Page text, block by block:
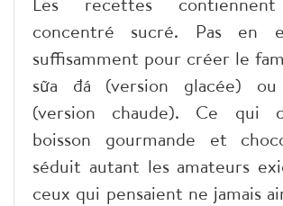
concentré sucré. Pas en
suffisamment pour créer le
sữa đá (version glacée)
(version chaude). Ce qui
boisson gourmande et
séduit autant les amateurs
ceux qui pensaient ne jamais